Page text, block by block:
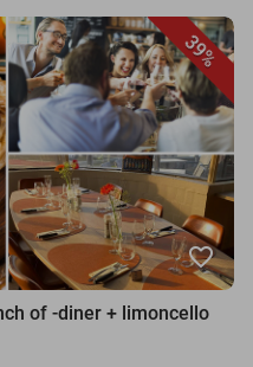
39%
favorite_border
of -diner + limoncello